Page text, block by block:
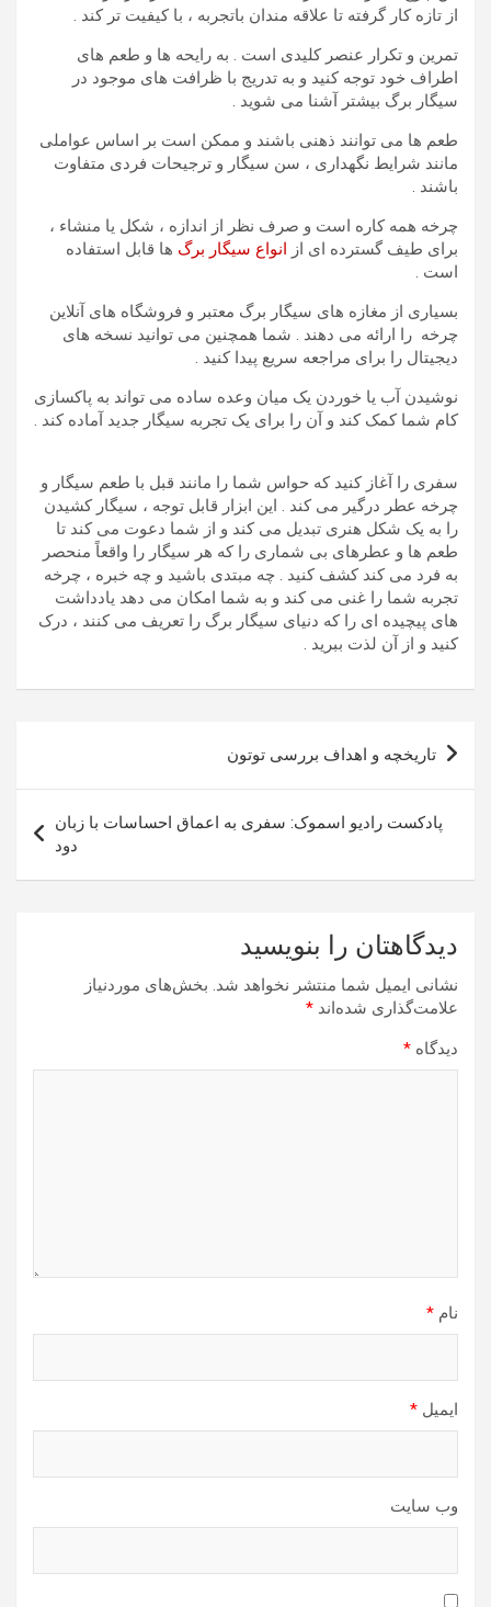
از تازه کار گرفته تا علاقه مندان باتجربه ، با کیفیت تر کند .
تمرین و تکرار عنصر کلیدی است . به رایحه ها و طعم های
اطراف خود توجه کنید و به تدریج با ظرافت های موجود در
سیگار برگ بیشتر آشنا می شوید .
طعم ها می توانند ذهنی باشند و ممکن است بر اساس عواملی
مانند شرایط نگهداری ، سن سیگار و ترجیحات فردی متفاوت
باشند .
چرخه همه کاره است و صرف نظر از اندازه ، شکل یا منشاء ،
برای طیف گسترده ای از انواع سیگار برگ ها قابل استفاده
است .
بسیاری از مغازه های سیگار برگ معتبر و فروشگاه های آنلاین
چرخه را ارائه می دهند . شما همچنین می توانید نسخه های
دیجیتال را برای مراجعه سریع پیدا کنید .
نوشیدن آب یا خوردن یک میان وعده ساده می تواند به پاکسازی
کام شما کمک کند و آن را برای یک تجربه سیگار جدید آماده کند .
سفری را آغاز کنید که حواس شما را مانند قبل با طعم سیگار و
چرخه عطر درگیر می کند . این ابزار قابل توجه ، سیگار کشیدن
را به یک شکل هنری تبدیل می کند و از شما دعوت می کند تا
طعم ها و عطرهای بی شماری را که هر سیگار را واقعاً منحصر
به فرد می کند کشف کنید . چه مبتدی باشید و چه خبره ، چرخه
تجربه شما را غنی می کند و به شما امکان می دهد یادداشت
های پیچیده ای را که دنیای سیگار برگ را تعریف می کنند ، درک
کنید و از آن لذت ببرید .
راهبری
نوشته
تاریخچه و اهداف بررسی توتون
پادکست رادیو اسموک: سفری به اعماق احساسات با زبان
دود
دیدگاهتان را بنویسید
نشانی ایمیل شما منتشر نخواهد شد. بخش‌های موردنیاز
علامت‌گذاری شده‌اند *
دیدگاه *
نام *
ایمیل *
وب‌ سایت